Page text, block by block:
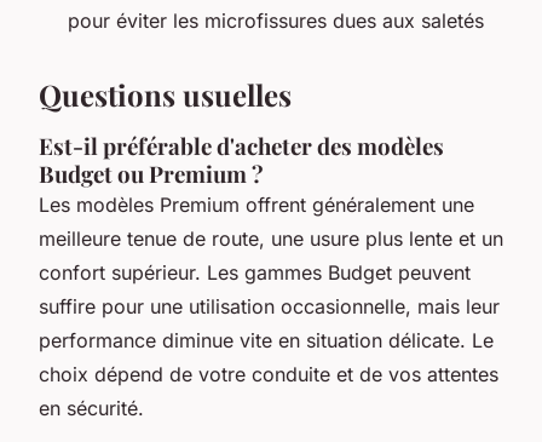
pour éviter les microfissures dues aux saletés
Questions usuelles
Est-il préférable d'acheter des modèles
Budget ou Premium ?
Les modèles Premium offrent généralement une
meilleure tenue de route, une usure plus lente et un
confort supérieur. Les gammes Budget peuvent
suffire pour une utilisation occasionnelle, mais leur
performance diminue vite en situation délicate. Le
choix dépend de votre conduite et de vos attentes
en sécurité.